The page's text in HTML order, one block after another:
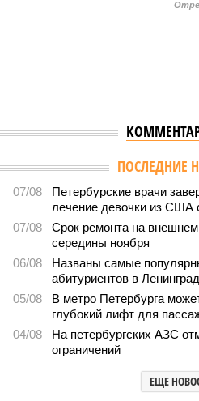
Версия //Общество //
Стали известны
вступительной кампании в
Стали известны
кампании в петербургские
Кто куда
петербургские вузы